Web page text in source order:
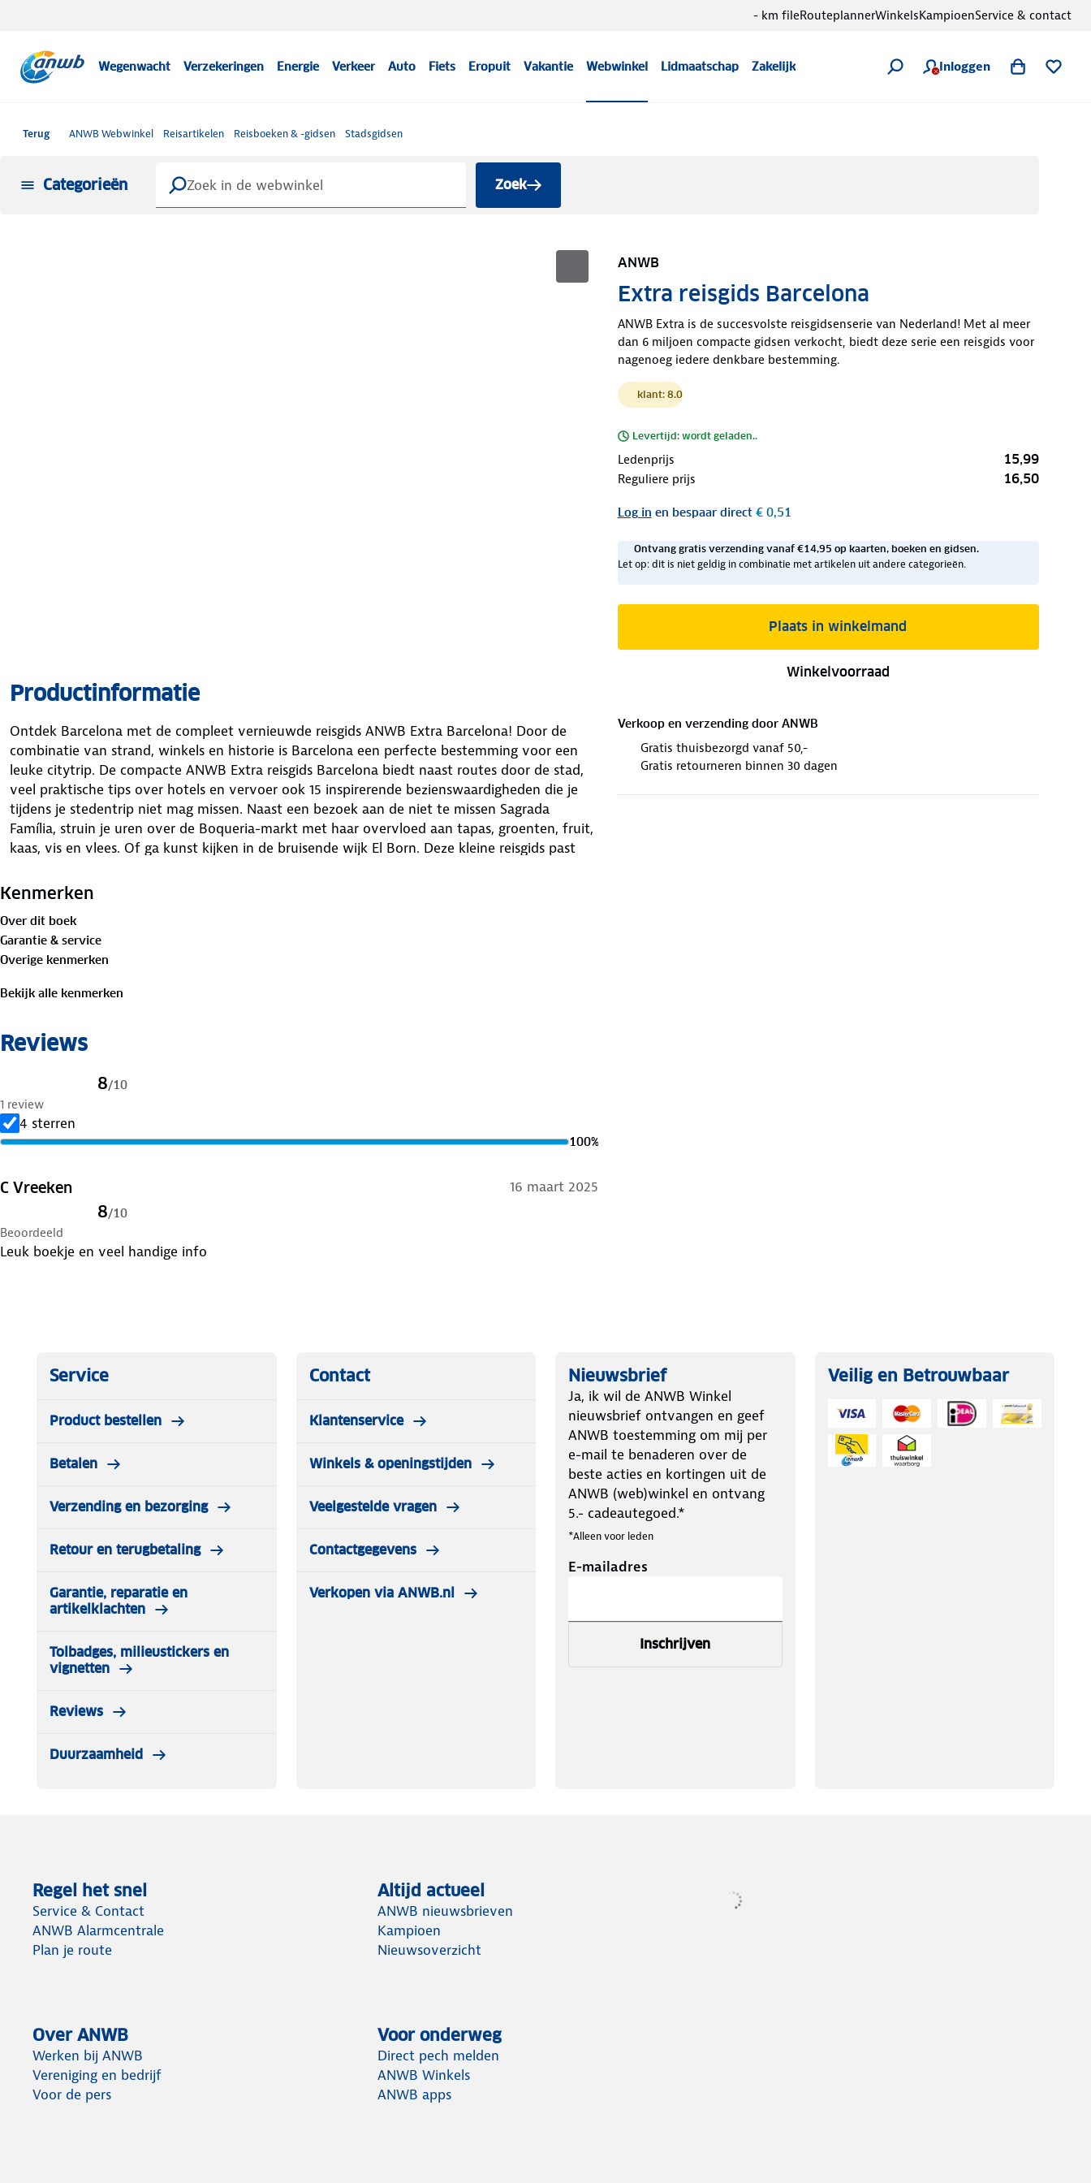
Wegenwacht Verzekeringen Energie Verkeer Auto Fiets Eropuit Vakantie Webwinkel Lidmaatschap Zakelijk Inloggen
- km fileRouteplannerWinkelsKampioenService & contact
Terug ANWB Webwinkel Reisartikelen Reisboeken & -gidsen Stadsgidsen
Categorieën Zoek
ANWB
Extra reisgids Barcelona
ANWB Extra is de succesvolste reisgidsenserie van Nederland! Met al meer
dan 6 miljoen compacte gidsen verkocht, biedt deze serie een reisgids voor
nagenoeg iedere denkbare bestemming.
klant: 8.0
Levertijd: wordt geladen..
Ledenprijs 15,99
Reguliere prijs 16,50
Log in en bespaar direct€ 0,51
Ontvang gratis verzending vanaf €14,95 op kaarten, boeken en gidsen.
Let op: dit is niet geldig in combinatie met artikelen uit andere categorieën.
Plaats in winkelmand
Winkelvoorraad
Verkoop en verzending door ANWB
Gratis thuisbezorgd vanaf 50,-
Gratis retourneren binnen 30 dagen
Productinformatie
Ontdek Barcelona met de compleet vernieuwde reisgids ANWB Extra Barcelona! Door de
combinatie van strand, winkels en historie is Barcelona een perfecte bestemming voor een
leuke citytrip. De compacte ANWB Extra reisgids Barcelona biedt naast routes door de stad,
veel praktische tips over hotels en vervoer ook 15 inspirerende bezienswaardigheden die je
tijdens je stedentrip niet mag missen. Naast een bezoek aan de niet te missen Sagrada
Família, struin je uren over de Boqueria-markt met haar overvloed aan tapas, groenten, fruit,
kaas, vis en vlees. Of ga kunst kijken in de bruisende wijk El Born. Deze kleine reisgids past
voor winkelen, eten en drinken en uitgaan. ANWB Extra is de succesvolste reisgidsenserie van
reisgids voor nagenoeg iedere denkbare bestemming.
Kenmerken
Over dit boek
Garantie & service
Overige kenmerken
Bekijk alle kenmerken
Reviews
8/10
1 review
4 sterren
100%
C Vreeken 16 maart 2025
8/10
Beoordeeld
Leuk boekje en veel handige info
Service
Product bestellen
Betalen
Verzending en bezorging
Retour en terugbetaling
Garantie, reparatie en
artikelklachten
Tolbadges, milieustickers en
vignetten
Reviews
Duurzaamheid
Contact
Klantenservice
Winkels & openingstijden
Veelgestelde vragen
Contactgegevens
Verkopen via ANWB.nl
Nieuwsbrief
Ja, ik wil de ANWB Winkel
nieuwsbrief ontvangen en geef
ANWB toestemming om mij per
e-mail te benaderen over de
beste acties en kortingen uit de
ANWB (web)winkel en ontvang
5.- cadeautegoed.*
*Alleen voor leden
E-mailadres
Inschrijven
Veilig en Betrouwbaar
Regel het snel
Service & Contact
ANWB Alarmcentrale
Plan je route
Altijd actueel
ANWB nieuwsbrieven
Kampioen
Nieuwsoverzicht
Over ANWB
Werken bij ANWB
Vereniging en bedrijf
Voor de pers
Voor onderweg
Direct pech melden
ANWB Winkels
ANWB apps